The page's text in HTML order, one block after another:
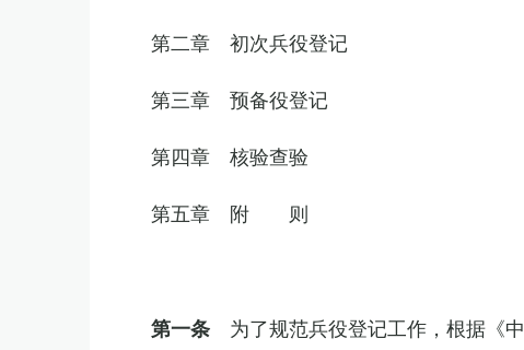
第二章 初次兵役登记
第三章 预备役登记
第四章 核验查验
第五章 附 则
第一条 为了规范兵役登记工作，根据《